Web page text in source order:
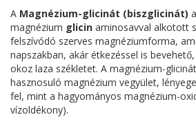
A Magnézium-glicinát (biszglicinát) a
magnézium glicin aminosavval alkotott
felszívódó szerves magnéziumforma,
napszakban, akár étkezéssel is
okoz laza székletet. A magnézium-
hasznosuló magnézium vegyület,
fel, mint a hagyományos magnézium-
vízoldékony).